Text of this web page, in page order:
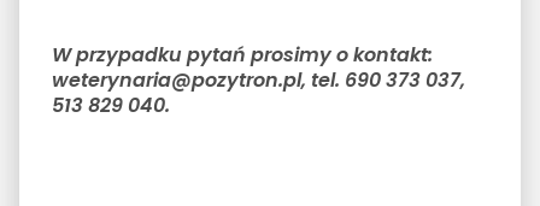
W przypadku pytań prosimy o kontakt:
weterynaria@pozytron.pl, tel. 690 373 037,
513 829 040.